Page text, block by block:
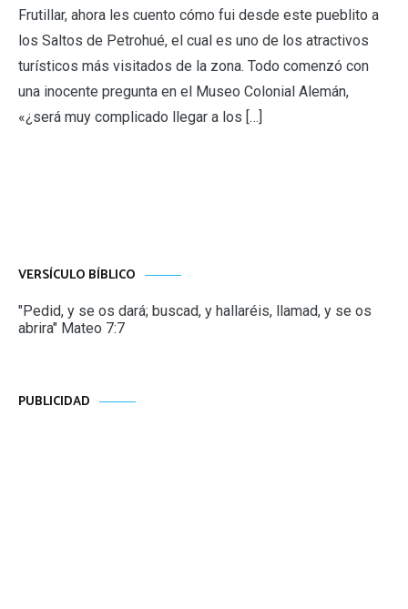
Frutillar, ahora les cuento cómo fui desde este pueblito a
los Saltos de Petrohué, el cual es uno de los atractivos
turísticos más visitados de la zona. Todo comenzó con
una inocente pregunta en el Museo Colonial Alemán,
«¿será muy complicado llegar a los […]
VERSÍCULO BÍBLICO
"Pedid, y se os dará; buscad, y hallaréis, llamad, y se os
abrira" Mateo 7:7
PUBLICIDAD